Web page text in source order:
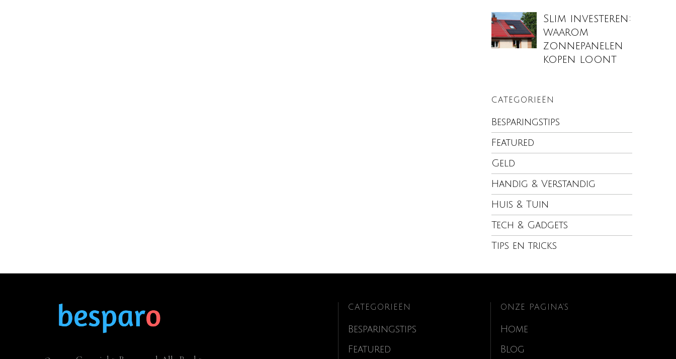
Slim investeren:
waarom
zonnepanelen
kopen loont
CATEGORIEËN
Besparingstips
Featured
Geld
Handig & Verstandig
Huis & Tuin
Tech & Gadgets
Tips en tricks
CATEGORIEËN
Besparingstips
Featured
ONZE PAGINA’S
Home
Blog